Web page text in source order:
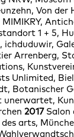
Von der
1 + 5,
ichduduwir,
Arrenberg,
Unlimited,
Botanischer
2017 Salon
arts,